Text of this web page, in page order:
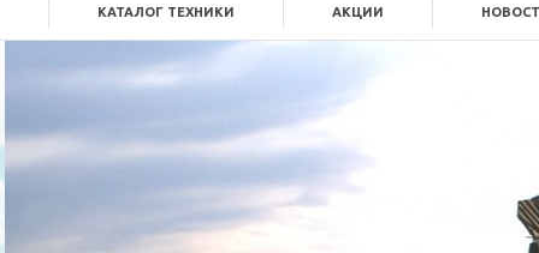
КАТАЛОГ ТЕХНИКИ АКЦИИ